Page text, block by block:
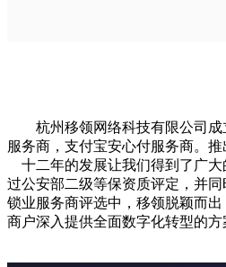
杭州移领网络科技有限公司
服务商，支付宝安心付服务商。
十二年的发展让我们得到了广大
过公安部二级等保资质评定，并
锁业服务商评选中，移领脱颖而
商户深入提供全面数字化转型的